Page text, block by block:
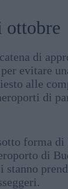
ottobre
di
evitare
alle
di
forma
di